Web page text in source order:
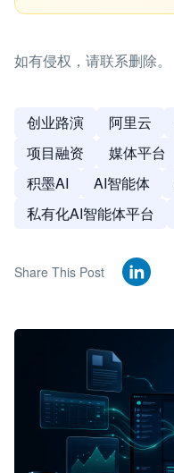
如有侵权，请联系删除。
创业路演 阿里云
项目融资
媒体平台
积墨AI
AI智能体
私有化AI智能体平台
Share This Post